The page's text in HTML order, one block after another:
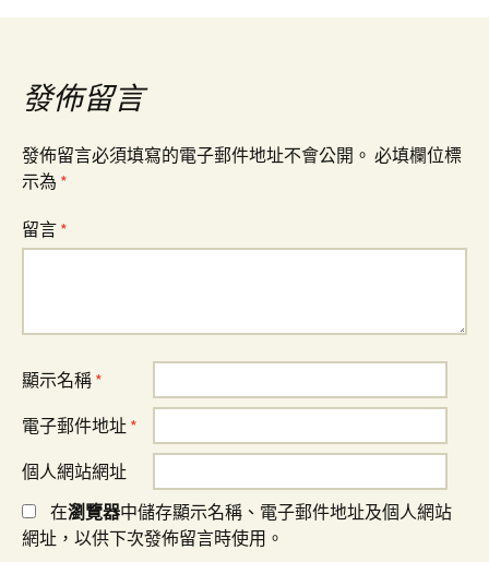
導
覽發佈留言
發佈留言必須填寫的電子郵件地址不會公開。 必填欄位標
示為 *
留言 *
顯示名稱 *
電子郵件地址 *
個人網站網址
在瀏覽器中儲存顯示名稱、電子郵件地址及個人網站
網址，以供下次發佈留言時使用。